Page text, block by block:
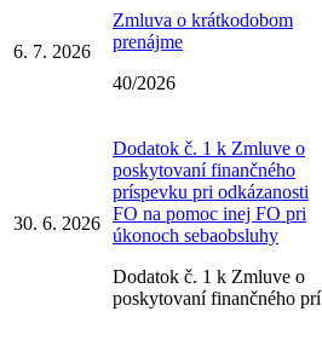
6. 7. 2026
Zmluva o krátkodobom
prenájme
40/2026
30. 6. 2026
Dodatok č. 1 k Zmluve o
poskytovaní finančného
príspevku pri odkázanosti
FO na pomoc inej FO pri
úkonoch sebaobsluhy
Dodatok č. 1 k Zmluve o
poskytovaní finančného prí